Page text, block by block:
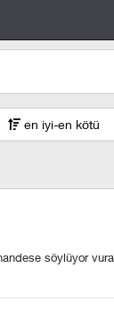
en iyi-en kötü
söylüyor